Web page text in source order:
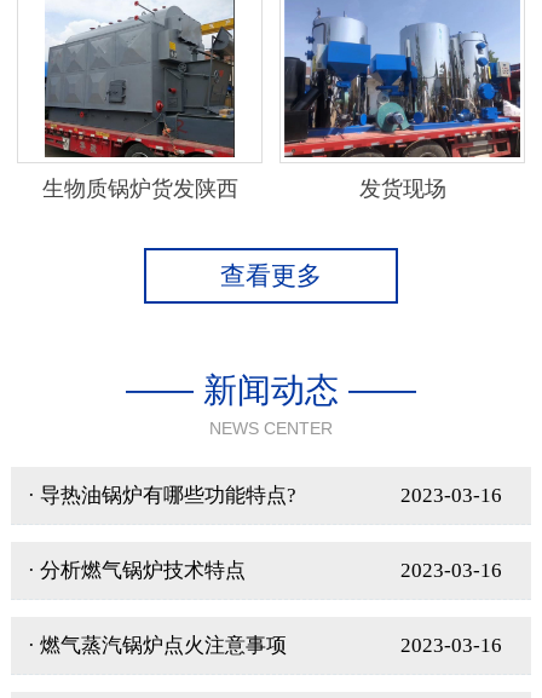
生物质锅炉货发陕西 发货现场
查看更多
—— 新闻动态 ——
NEWS CENTER
· 导热油锅炉有哪些功能特点? 2023-03-16
· 分析燃气锅炉技术特点 2023-03-16
· 燃气蒸汽锅炉点火注意事项 2023-03-16